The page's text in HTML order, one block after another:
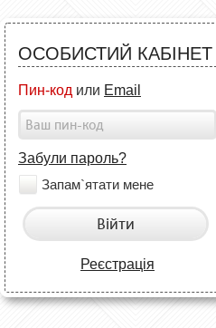
ОСОБИСТИЙ КАБІНЕТ
Пин-код или Email
Забули пароль?
Запам`ятати мене
Війти
Реєстрація